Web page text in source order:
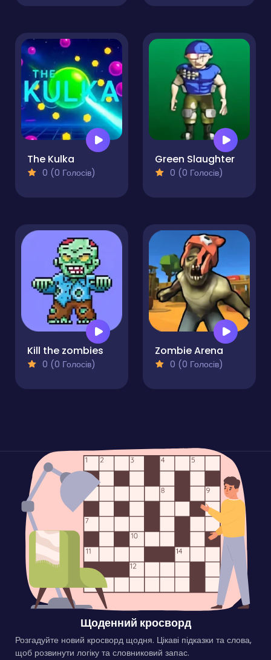
The Kulka
0 (0 Голосів)
Green Slaughter
0 (0 Голосів)
Kill the zombies
0 (0 Голосів)
Zombie Arena
0 (0 Голосів)
Щоденний кросворд
Розгадуйте новий кросворд щодня. Цікаві підказки та слова,
щоб розвинути логіку та словниковий запас.